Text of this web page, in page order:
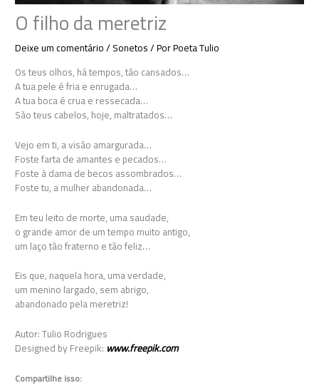
O filho da meretriz
Deixe um comentário/Sonetos/ PorPoeta Tulio
Os teus olhos, há tempos, tão cansados…
A tua pele é fria e enrugada…
A tua boca é crua e ressecada…
São teus cabelos, hoje, maltratados…
Vejo em ti, a visão amargurada…
Foste farta de amantes e pecados…
Foste à dama de becos assombrados…
Foste tu, a mulher abandonada…
Em teu leito de morte, uma saudade,
o grande amor de um tempo muito antigo,
um laço tão fraterno e tão feliz…
Eis que, naquela hora, uma verdade,
um menino largado, sem abrigo,
abandonado pela meretriz!
Autor: Tulio Rodrigues
Designed by Freepik: www.freepik.com
Compartilhe isso: